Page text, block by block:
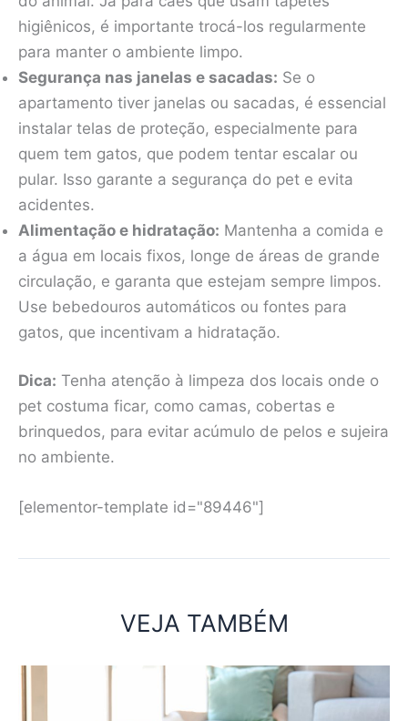
higiênicos, é importante trocá-los regularmente
para manter o ambiente limpo.
Segurança nas janelas e sacadas: Se o
apartamento tiver janelas ou sacadas, é essencial
instalar telas de proteção, especialmente para
quem tem gatos, que podem tentar escalar ou
pular. Isso garante a segurança do pet e evita
acidentes.
Alimentação e hidratação: Mantenha a comida e
a água em locais fixos, longe de áreas de grande
circulação, e garanta que estejam sempre limpos.
Use bebedouros automáticos ou fontes para
gatos, que incentivam a hidratação.
Dica: Tenha atenção à limpeza dos locais onde o
pet costuma ficar, como camas, cobertas e
brinquedos, para evitar acúmulo de pelos e sujeira
no ambiente.
[elementor-template id="89446"]
VEJA TAMBÉM